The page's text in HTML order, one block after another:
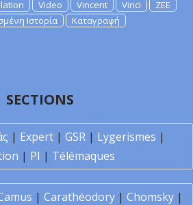
Video Vincent Vinci
ZEE
Ιστορία Καταγραφή
SECTIONS
| Expert| GSR| Lygerismes |
| PI | Télémaques
| Carathéodory| Chomsky|